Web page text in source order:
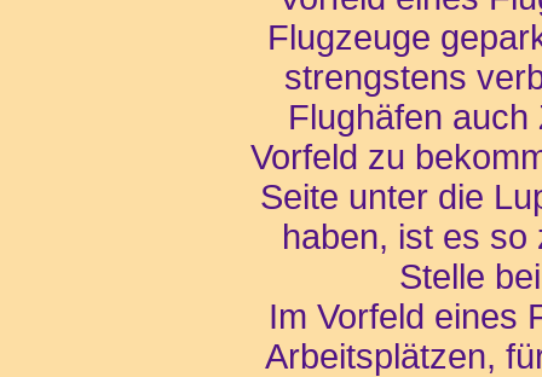
Flugzeuge
strengstens
Flughäfen auch
Vorfeld zu
Seite unter die
haben, ist es so
Stelle
Im Vorfeld eines
Arbeitsplätzen,